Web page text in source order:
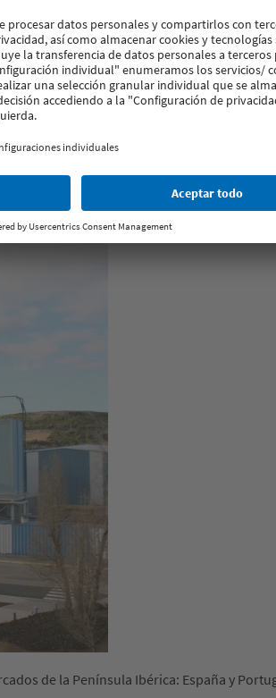
en ofrecer la mejor asistencia, el
la instalación de la ventana en obra.
y protegidos del ruido
de la Península Ibérica: España y